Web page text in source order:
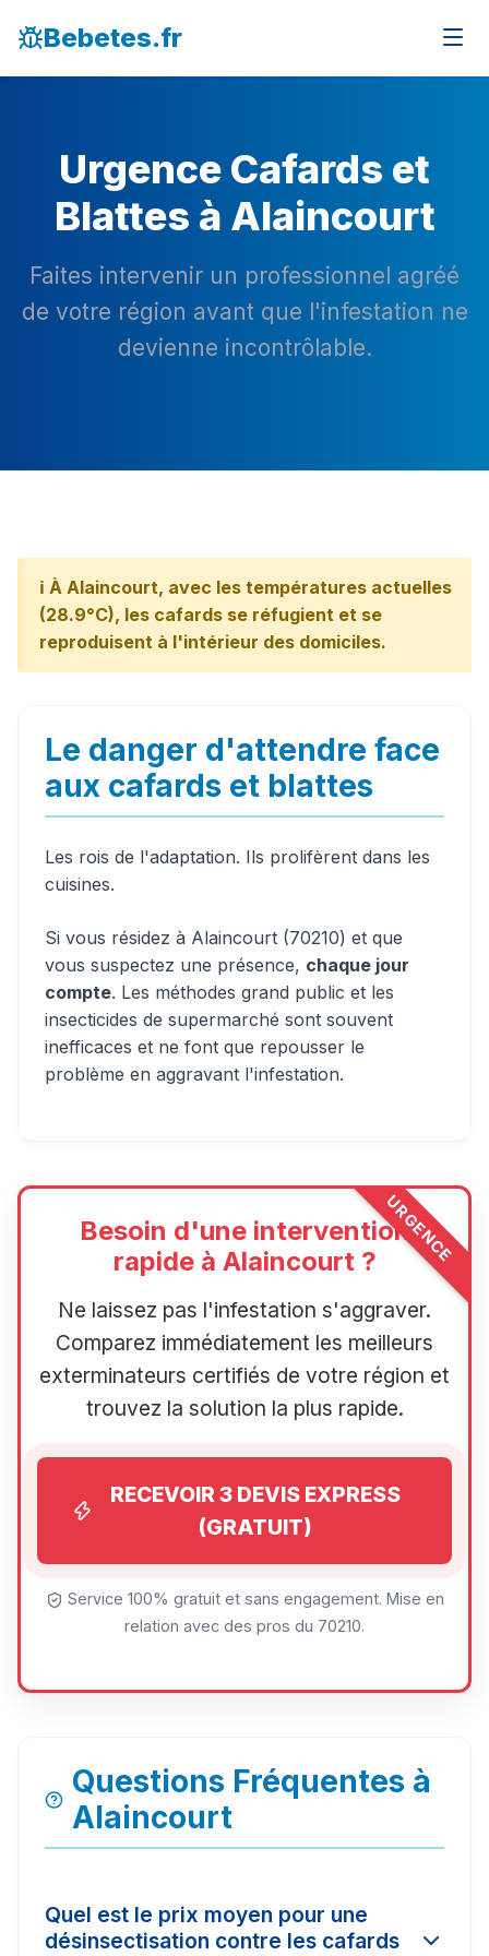
Bebetes.fr
Urgence Cafards et
Blattes à Alaincourt
Faites intervenir un professionnel agréé
de votre région avant que l'infestation ne
devienne incontrôlable.
ℹ️ À Alaincourt, avec les températures actuelles
(28.9°C), les cafards se réfugient et se
reproduisent à l'intérieur des domiciles.
Le danger d'attendre face
aux cafards et blattes
Les rois de l'adaptation. Ils prolifèrent dans les
cuisines.
Si vous résidez à Alaincourt (70210) et que
vous suspectez une présence, chaque jour
compte. Les méthodes grand public et les
insecticides de supermarché sont souvent
inefficaces et ne font que repousser le
problème en aggravant l'infestation.
URGENCE
Besoin d'une intervention
rapide à Alaincourt ?
Ne laissez pas l'infestation s'aggraver.
Comparez immédiatement les meilleurs
exterminateurs certifiés de votre région et
trouvez la solution la plus rapide.
RECEVOIR 3 DEVIS EXPRESS
(GRATUIT)
Service 100% gratuit et sans engagement. Mise en
relation avec des pros du 70210.
Questions Fréquentes à
Alaincourt
Quel est le prix moyen pour une
désinsectisation contre les cafards